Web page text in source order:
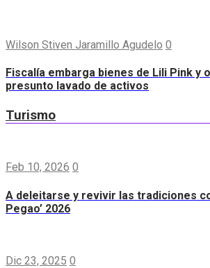
Wilson Stiven Jaramillo Agudelo 0
Fiscalía embarga bienes de Lili Pink y
presunto lavado de activos
Turismo
Feb 10, 2026 0
A deleitarse y revivir las tradiciones
Pegao’ 2026
Dic 23, 2025 0